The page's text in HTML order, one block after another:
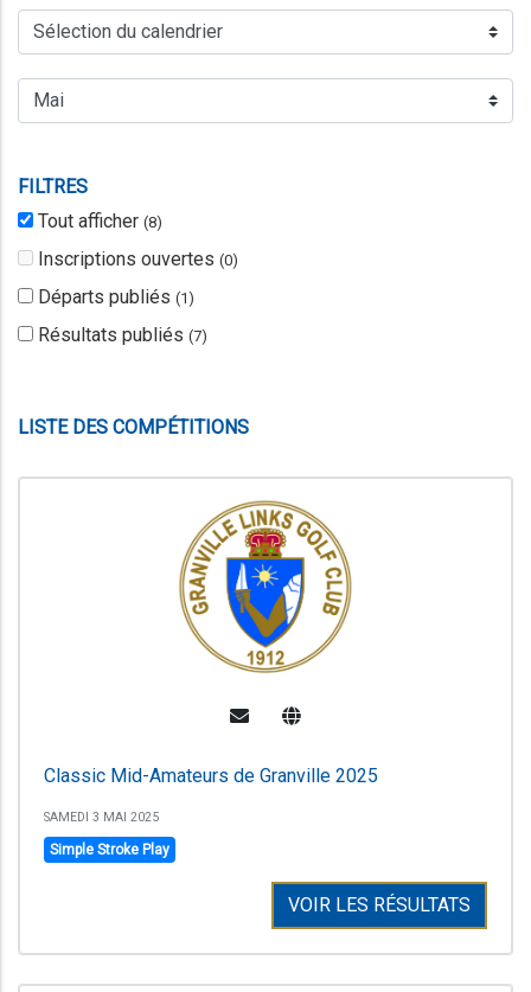
FILTRES
Tout afficher (8)
Inscriptions ouvertes (0)
Départs publiés (1)
Résultats publiés (7)
LISTE DES COMPÉTITIONS
Classic Mid-Amateurs de Granville 2025
SAMEDI 3 MAI 2025
Simple Stroke Play
VOIR LES RÉSULTATS